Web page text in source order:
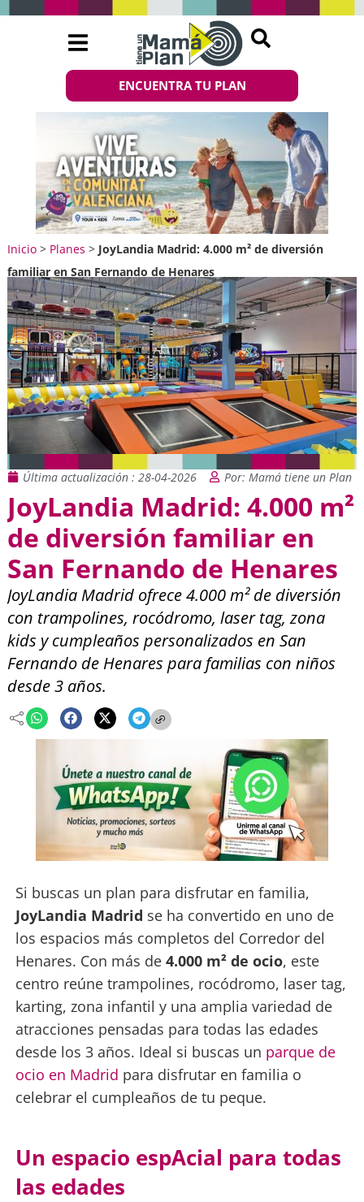
ENCUENTRA TU PLAN
Inicio> Planes > JoyLandia Madrid: 4.000 m² de diversión
familiar en San Fernando de Henares
Última actualización : 28-04-2026 Por: Mamá tiene un Plan
JoyLandia Madrid: 4.000 m²
de diversión familiar en
San Fernando de Henares
JoyLandia Madrid ofrece 4.000 m² de diversión
con trampolines, rocódromo, laser tag, zona
kids y cumpleaños personalizados en San
Fernando de Henares para familias con niños
desde 3 años.
Si buscas un plan para disfrutar en familia,
JoyLandia Madrid se ha convertido en uno de
los espacios más completos del Corredor del
Henares. Con más de 4.000 m² de ocio, este
centro reúne trampolines, rocódromo, laser tag,
karting, zona infantil y una amplia variedad de
atracciones pensadas para todas las edades
desde los 3 años. Ideal si buscas un parque de
ocio en Madrid para disfrutar en familia o
celebrar el cumpleaños de tu peque.
Un espacio espAcial para todas
las edades